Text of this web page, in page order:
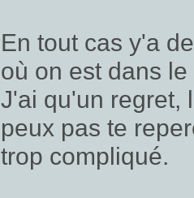
En tout cas y'a
où on est dans
J'ai qu'un regret,
peux pas te
trop compliqué.